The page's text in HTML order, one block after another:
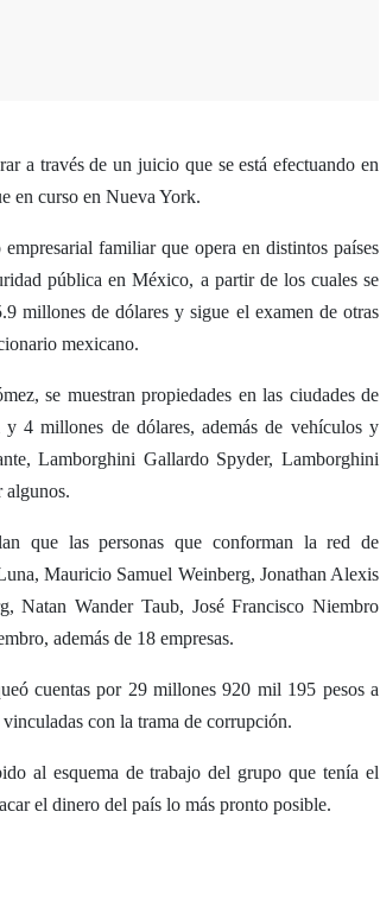
a través de un juicio que se está efectuando en
en curso en Nueva York.
familiar que opera en distintos países
pública en México, a partir de los cuales se
millones de dólares y sigue el examen de otras
mexicano.
se muestran propiedades en las ciudades de
4 millones de dólares, además de vehículos y
Lamborghini Gallardo Spyder, Lamborghini
algunos.
que las personas que conforman la red de
Mauricio Samuel Weinberg, Jonathan Alexis
Natan Wander Taub, José Francisco Niembro
además de 18 empresas.
cuentas por 29 millones 920 mil 195 pesos a
con la trama de corrupción.
al esquema de trabajo del grupo que tenía el
el dinero del país lo más pronto posible.